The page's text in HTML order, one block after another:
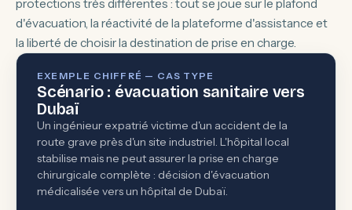
protections très différentes : tout se joue sur le plafond
d'évacuation, la réactivité de la plateforme d'assistance et
la liberté de choisir la destination de prise en charge.
EXEMPLE CHIFFRÉ — CAS TYPE
Scénario : évacuation sanitaire vers
Dubaï
Un ingénieur expatrié victime d'un accident de la
route grave près d'un site industriel. L'hôpital local
stabilise mais ne peut assurer la prise en charge
chirurgicale complète : décision d'évacuation
médicalisée vers un hôpital de Dubaï.